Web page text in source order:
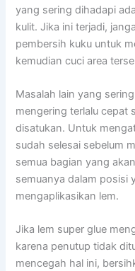
yang sering dihadapi
kulit. Jika ini terjadi,
pembersih kuku untuk
kemudian cuci area
Masalah lain yang
mengering terlalu cepat
disatukan. Untuk
sudah selesai sebelum
semua bagian yang
semuanya dalam posisi
mengaplikasikan lem.
Jika lem super glue
karena penutup tidak
mencegah hal ini,